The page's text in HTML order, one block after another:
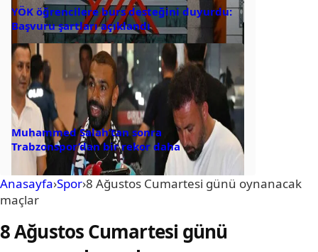
YÖK öğrencilere burs desteğini duyurdu:
Başvuru şartları açıklandı
Muhammed Salah’tan sonra
Trabzonspor’dan bir rekor daha
Anasayfa›Spor›8 Ağustos Cumartesi günü oynanacak
maçlar
8 Ağustos Cumartesi günü